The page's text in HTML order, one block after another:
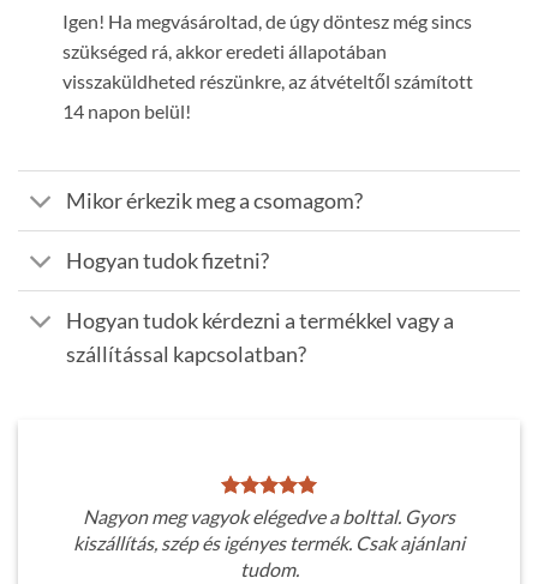
Igen! Ha megvásároltad, de úgy döntesz még sincs
szükséged rá, akkor eredeti állapotában
visszaküldheted részünkre, az átvételtől számított
14 napon belül!
Mikor érkezik meg a csomagom?
Hogyan tudok fizetni?
Hogyan tudok kérdezni a termékkel vagy a
szállítással kapcsolatban?
Nagyon meg vagyok elégedve a bolttal. Gyors
kiszállítás, szép és igényes termék. Csak ajánlani
tudom.